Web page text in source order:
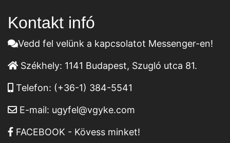
Kontakt infó
Vedd fel velünk a kapcsolatot Messenger-en!
Székhely: 1141 Budapest, Szugló utca 81.
Telefon: (+36-1) 384-5541
E-mail: ugyfel@vgyke.com
FACEBOOK - Kövess minket!